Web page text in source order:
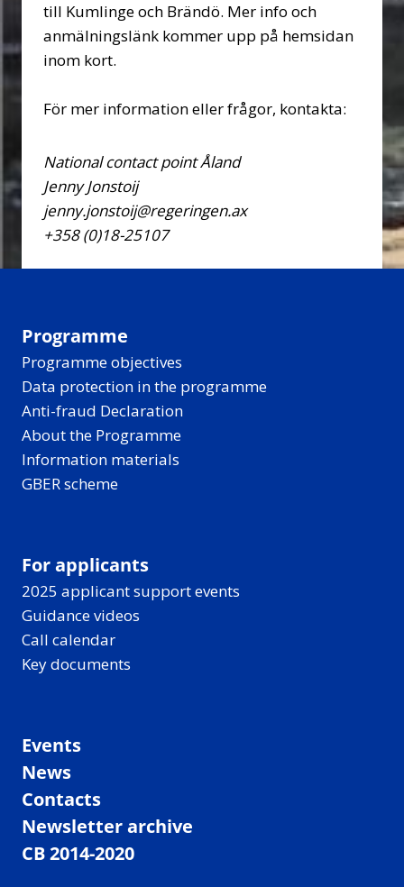
till Kumlinge och Brändö. Mer info och
anmälningslänk kommer upp på hemsidan
inom kort.
För mer information eller frågor, kontakta:
National contact point Åland
Jenny Jonstoij
jenny.jonstoij@regeringen.ax
+358 (0)18-25107
Programme
Programme objectives
Data protection in the programme
Anti-fraud Declaration
About the Programme
Information materials
GBER scheme
For applicants
2025 applicant support events
Guidance videos
Call calendar
Key documents
Events
News
Contacts
Newsletter archive
CB 2014-2020